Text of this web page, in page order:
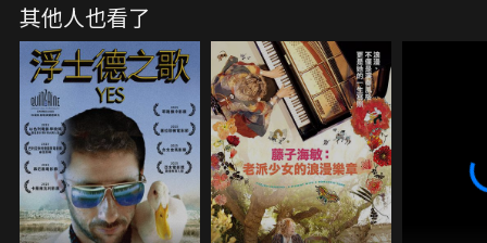
暖，逐漸融化他冰封的心。他們建立了珍貴的友誼，
透過純粹的陪伴，寂靜的生命開始迎向輕輕灑落的暖
陽。
其他人也看了